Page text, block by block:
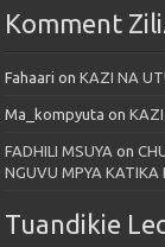
Komment
Fahaari onKAZI NA
Ma_kompyuta on
FADHILI MSUYA on
NGUVU MPYA
Tuandikie